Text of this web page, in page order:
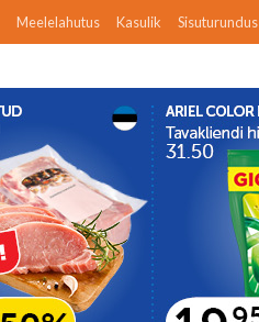
Meelelahutus Kasulik Sisuturundus